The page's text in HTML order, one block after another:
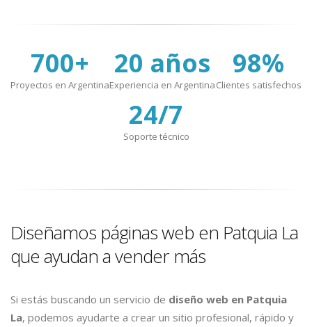
700+
Proyectos en Argentina
20 años
Experiencia en Argentina
98%
Clientes satisfechos
24/7
Soporte técnico
Diseñamos páginas web en Patquia La
que ayudan a vender más
Si estás buscando un servicio de diseño web en Patquia
La, podemos ayudarte a crear un sitio profesional, rápido y